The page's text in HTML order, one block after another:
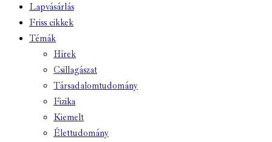
Lapvásárlás
Friss cikkek
Témák
Hírek
Csillagászat
Társadalomtudomány
Fizika
Kiemelt
Élettudomány